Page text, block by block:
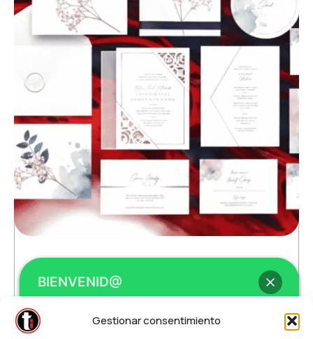
Gestionar consentimiento
Invitaciones Urgentes
BIENVENID@